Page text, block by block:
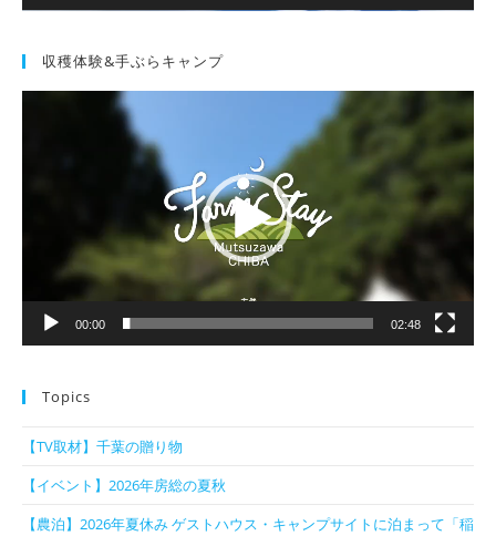
収穫体験&手ぶらキャンプ
00:00 02:48
Topics
【TV取材】千葉の贈り物
【イベント】2026年房総の夏秋
【農泊】2026年夏休み ゲストハウス・キャンプサイトに泊まって「稲